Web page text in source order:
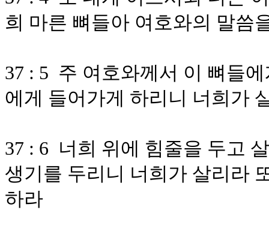
희 마른 뼈들아 여호와의 말씀
37 : 5 주 여호와께서 이 뼈들
에게 들어가게 하리니 너희가
37 : 6 너희 위에 힘줄을 두고
생기를 두리니 너희가 살리라
하라